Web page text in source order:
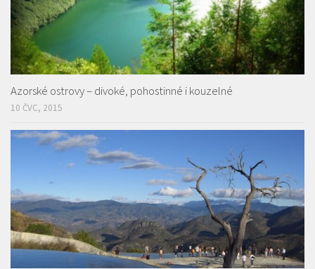
Azorské ostrovy – divoké, pohostinné i kouzelné
10 ČVC, 2015